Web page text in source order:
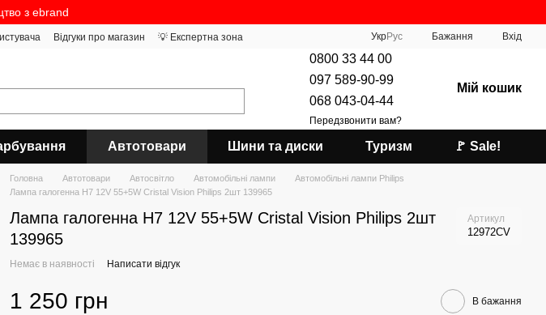
з ebrand
Відгуки про магазин 💡 Експертна зона УкрРус Бажання Вхід
0800 33 44 00
097 589-90-99
068 043-04-44
Передзвонити вам?
Мій кошик
Автотовари Шини та диски Туризм 🚩 Sale!
Головна Автотовари Автосвітло Автомобільні лампи
Автомобільні лампи Philips
Лампа галогенна H7 12V 55+5W Cristal Vision Philips 2шт 139965
Лампа галогенна H7 12V 55+5W Cristal Vision Philips 2шт
139965
Артикул
12972CV
Немає в наявності Написати відгук
1 250 грн В бажання